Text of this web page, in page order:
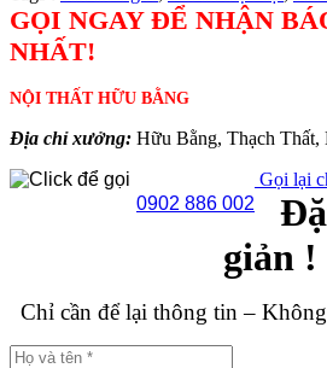
GỌI NGAY ĐỂ NHẬN
NHẤT!
NỘI THẤT HỮU BẰNG
Địa chỉ xưởng: Hữu Bằng, Thạch Thất,
0902 886 002
Gọi lại
giản !
Chỉ cần để lại thông tin –